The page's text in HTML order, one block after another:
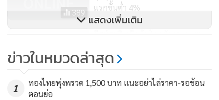
ประกอบด้วย Facebook (FB), Amazon (AMZN), Apple
(AAPL), Netflix (NFLX) และ Alphabet (GOOG) โดยบริษัท
เทคโนโลยีชั้นนำเหล่านี้มีพื้นฐานแข็งแกร่งเติบโตล้อไปกับเมกะ
เทรนด์ของโลก แม้ความคาดหวังการเติบโตไม่สูงเท่ากับบริษัท
เทคฯ ขนาดเล็ก แต่การที่เป็นบริษัทเทคฯ ยักษ์ใหญ่ย่อมมีความ
ได้เปรียบด้านการแข่งขัน รวมถึงมีความแน่นอนของรายได้และ
กำไรที่มากกว่า และในยุคนี้เทคโนโลยีถือเป็นสิ่งจำเป็นมาก ที่
389
แรกขั้นต่ำ 4%
382
อีสท์สปริงเชื่อหุ้นโลกยังแรง แนะ
แสดงเพิ่มเติม
ข่าวในหมวดล่าสุด
1
ทองไทยพุ่งพรวด 1,500 บาท แนะอย่าไล่ราคา-รอช้อน
ตอนย่อ